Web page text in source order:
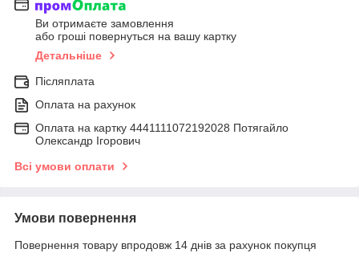
Ви отримаєте замовлення
або гроші повернуться на вашу картку
Детальніше
Післяплата
Оплата на рахунок
Оплата на картку 4441111072192028 Потягайло
Олександр Ігорович
Всі умови оплати
Умови повернення
Повернення товару впродовж 14 днів за рахунок покупця